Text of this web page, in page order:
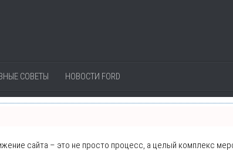
СОВЕТЫ НОВОСТИ FORD
сайта – это не просто процесс, а целый комплекс